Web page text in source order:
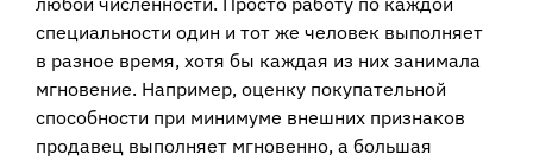
специальности один и тот же человек выполняет
в разное время, хотя бы каждая из них занимала
мгновение. Например, оценку покупательной
способности при минимуме внешних признаков
продавец выполняет мгновенно, а большая